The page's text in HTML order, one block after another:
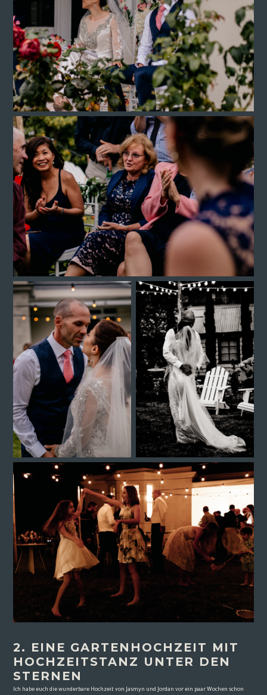
2. EINE GARTENHOCHZEIT MIT
HOCHZEITSTANZ UNTER DEN
STERNEN
Ich habe euch die wunderbare Hochzeit von Jasmyn und Jordan vor ein paar Wochen schon